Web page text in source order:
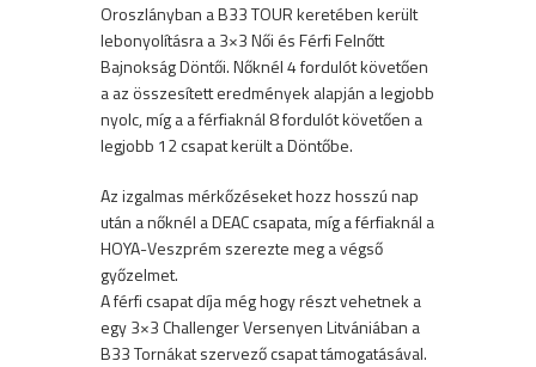
Oroszlányban a B33 TOUR keretében került
lebonyolításra a 3×3 Női és Férfi Felnőtt
Bajnokság Döntői. Nőknél 4 fordulót követően
a az összesített eredmények alapján a legjobb
nyolc, míg a a férfiaknál 8 fordulót követően a
legjobb 12 csapat került a Döntőbe.
Az izgalmas mérkőzéseket hozz hosszú nap
után a nőknél a DEAC csapata, míg a férfiaknál a
HOYA-Veszprém szerezte meg a végső
győzelmet.
A férfi csapat díja még hogy részt vehetnek a
egy 3×3 Challenger Versenyen Litvániában a
B33 Tornákat szervező csapat támogatásával.